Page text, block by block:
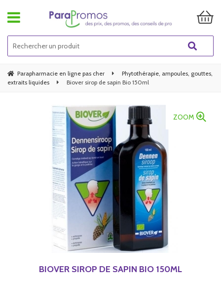
Parapharmacie en ligne pas cher
Phytothérapie, ampoules, gouttes,
extraits liquides
Biover sirop de sapin Bio 150ml
ZOOM
BIOVER SIROP DE SAPIN BIO 150ML